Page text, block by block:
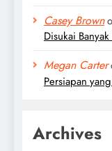
Casey Brown
Disukai
Megan Carter
Persiapan
Archives